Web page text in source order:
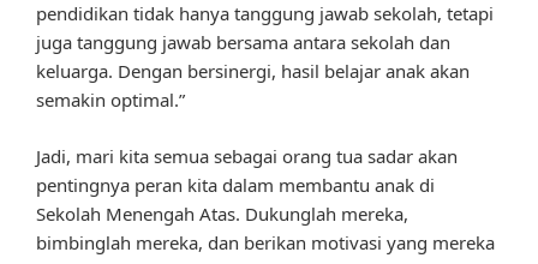
pendidikan tidak hanya tanggung jawab sekolah, tetapi
juga tanggung jawab bersama antara sekolah dan
keluarga. Dengan bersinergi, hasil belajar anak akan
semakin optimal.”
Jadi, mari kita semua sebagai orang tua sadar akan
pentingnya peran kita dalam membantu anak di
Sekolah Menengah Atas. Dukunglah mereka,
bimbinglah mereka, dan berikan motivasi yang mereka